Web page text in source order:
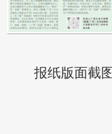
报纸版面截图